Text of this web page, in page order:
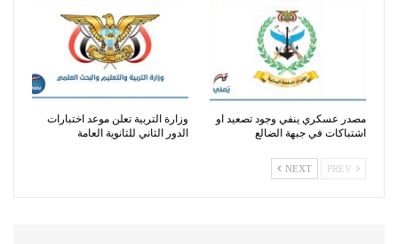
مصدر عسكري ينفي وجود تصعيد او
اشتباكات في جبهة الضالع
وزارة التربية تعلن موعد اختبارات
الدور الثاني للثانوية العامة
NEXT